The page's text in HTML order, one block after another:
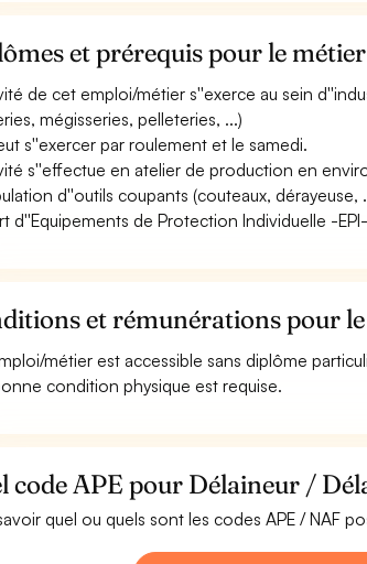
et prérequis pour le
de cet emploi/métier s''exerce au sein
mégisseries, pelleteries, ...)
s''exercer par roulement et le samedi.
s''effectue en atelier de production en
d''outils coupants (couteaux, dérayeuse,
d''Equipements de Protection Individuelle -
et rémunérations pour
métier est accessible sans diplôme
condition physique est requise.
code APE pour Délaineur /
quel ou quels sont les codes APE / NAF